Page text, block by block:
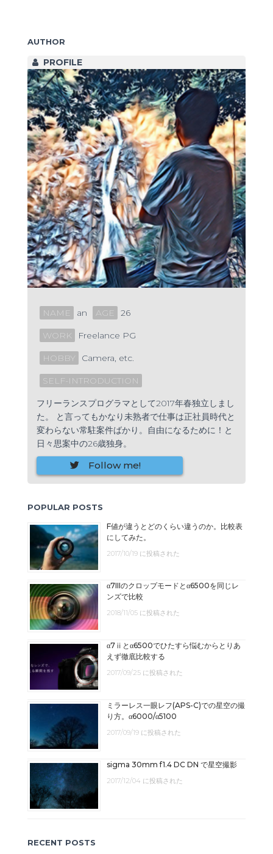
AUTHOR
PROFILE
NAME an AGE 26
WORK Freelance PG
HOBBY Camera, etc.
SELF-INTRODUCTION
フリーランスプログラマとして2017年春独立しまし
た。 と言ってもかなり未熟者で仕事は正社員時代と
変わらない常駐案件ばかり。自由になるために！と
日々思案中の26歳独身。
Follow me!
POPULAR POSTS
F値が違うとどのくらい違うのか。比較表
にしてみた。
2017/10/19 に投稿された
α7IIIのクロップモードとα6500を同じレ
ンズで比較
2018/11/05 に投稿された
α7ⅱとα6500でひたすら悩むからとりあ
えず徹底比較する
2017/09/25 に投稿された
ミラーレス一眼レフ(APS-C)での星空の撮
り方。α6000/α5100
2017/09/19 に投稿された
sigma 30mm f1.4 DC DN で星空撮影
2017/12/04 に投稿された
RECENT POSTS